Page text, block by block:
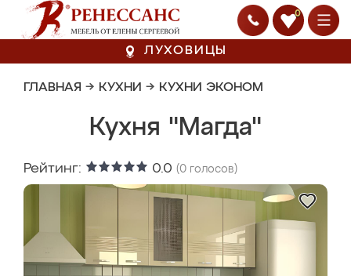
0
ЛУХОВИЦЫ
ГЛАВНАЯ → КУХНИ → КУХНИ ЭКОНОМ
Кухня "Магда"
Рейтинг: 0.0 (0 голосов)